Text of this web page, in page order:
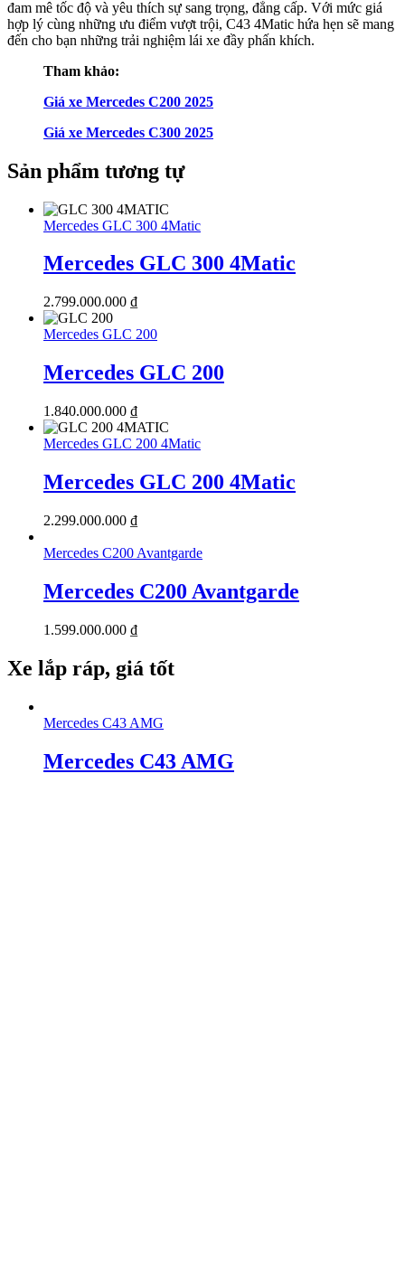
2.299.000.000₫
Mercedes C200 Avantgarde Plus
Mercedes C200 Avantgarde Plus
1.849.000.000₫
Mercedes C200 Avantgarde
Mercedes C200 Avantgarde
1.599.000.000
Vận hành bởiWinauto.vn - Mua bán Ôtô Online
© 2026 Shopmercedes.vn | Mua bán xe Mercedes-benz chính hãng |
Vận hành bởiWinauto.vn - Mua bán Ôtô Online
Gọi ngay
FB Chat
Zalo Chat